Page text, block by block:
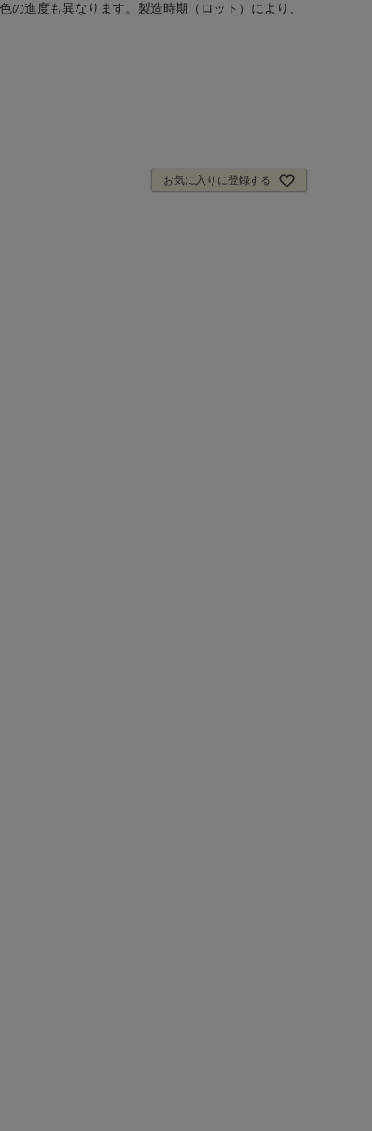
進度も異なります。製造時期（ロット）により、
お気に入りに登録する